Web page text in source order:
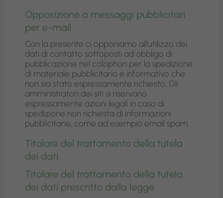
Opposizione a messaggi pubblicitari
per e-mail
Con la presente ci opponiamo all’utilizzo dei
dati di contatto sottoposti ad obbligo di
pubblicazione nel colophon per la spedizione
di materiale pubblicitario e informativo che
non sia stato espressamente richiesto. Gli
amministratori dei siti si riservano
espressamente azioni legali in caso di
spedizione non richiesta di informazioni
pubblicitarie, come ad esempio email spam.
Titolare del trattamento della tutela
dei dati
Titolare del trattamento della tutela
dei dati prescritto dalla legge